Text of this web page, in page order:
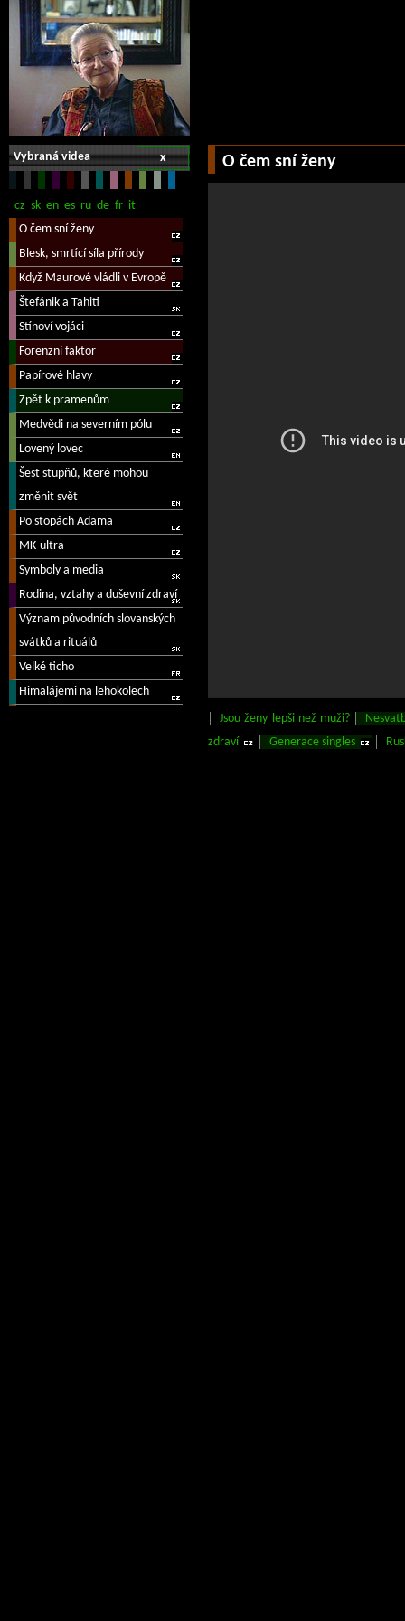
x
Vybraná videa O čem sní ženy
Jsou ženy lepši než muži?
zdraví
Generace singles